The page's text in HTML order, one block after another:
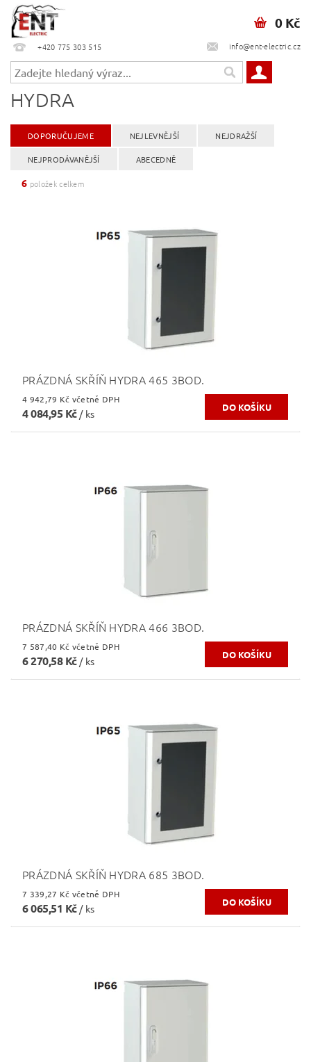
+420 775 303 515 info@ent-electric.cz
0 Kč
HYDRA
DOPORUČUJEME NEJLEVNĚJŠÍ NEJDRAŽŠÍ
NEJPRODÁVANĚJŠÍ ABECEDNĚ
6 položek celkem
PRÁZDNÁ SKŘÍŇ HYDRA 465 3BOD.
4 942,79 Kč včetně DPH
4 084,95 Kč / ks
PRÁZDNÁ SKŘÍŇ HYDRA 466 3BOD.
7 587,40 Kč včetně DPH
6 270,58 Kč / ks
PRÁZDNÁ SKŘÍŇ HYDRA 685 3BOD.
7 339,27 Kč včetně DPH
6 065,51 Kč/ ks